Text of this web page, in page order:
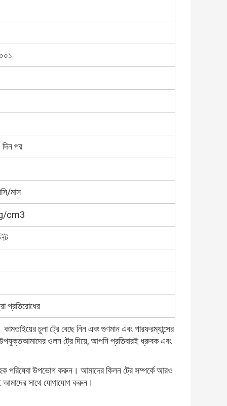
দিন পর
মাস
cm3
প্রতিরোধের
চুলা ট্রে বেছে নিন এবং গুণমান এবং পারফরম্যান্সের
ওলন ট্রে দিয়ে, আপনি প্রতিবারই ধ্রুবক এবং
পরিষেবা উপভোগ করুন। আমাদের কিলন ট্রে সম্পর্কে আরও
আমাদের সাথে যোগাযোগ করুন।